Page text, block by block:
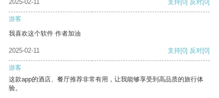
2025-02-11 支持[0] 反对[0]
游客
我喜欢这个软件 作者加油
2025-02-11 支持[0] 反对[0]
游客
这款app的酒店、餐厅推荐非常有用，让我能够享受到高品质的旅行体
验。